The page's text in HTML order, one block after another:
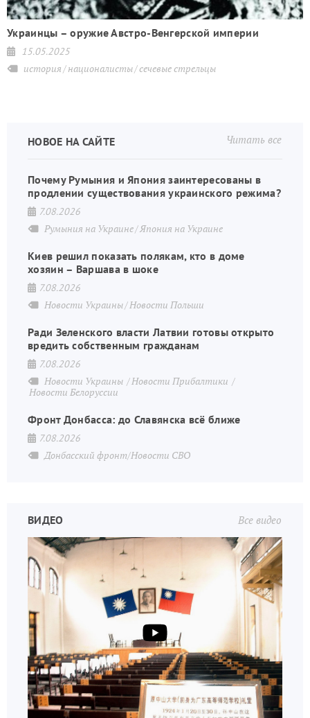
Украинцы – оружие Австро-Венгерской империи
15.05.2025
история националисты сечевые стрельцы
Читать все
НОВОЕ НА САЙТЕ
Почему Румыния и Япония заинтересованы в
продлении существования украинского режима?
7.08.2026
Румыния на Украине Япония на Украине
Киев решил показать полякам, кто в доме
хозяин – Варшава в шоке
7.08.2026
Новости Украины Новости Польши
Ради Зеленского власти Латвии готовы открыто
вредить собственным гражданам
7.08.2026
Новости Украины
Новости Прибалтики
Новости Белоруссии
Фронт Донбасса: до Славянска всё ближе
7.08.2026
Донбасский фронт/Новости СВО
Все видео
ВИДЕО